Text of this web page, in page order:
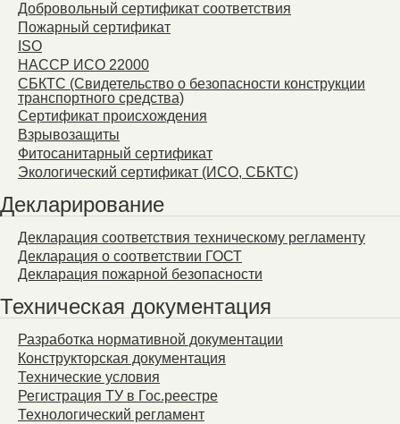
Добровольный сертификат соответствия
Пожарный сертификат
ISO
HACCP ИСО 22000
СБКТС (Свидетельство о безопасности конструкции
транспортного средства)
Сертификат происхождения
Взрывозащиты
Фитосанитарный сертификат
Экологический сертификат (ИСО, СБКТС)
Декларирование
Декларация соответствия техническому регламенту
Декларация о соответствии ГОСТ
Декларация пожарной безопасности
Техническая документация
Разработка нормативной документации
Конструкторская документация
Технические условия
Регистрация ТУ в Гос.реестре
Технологический регламент